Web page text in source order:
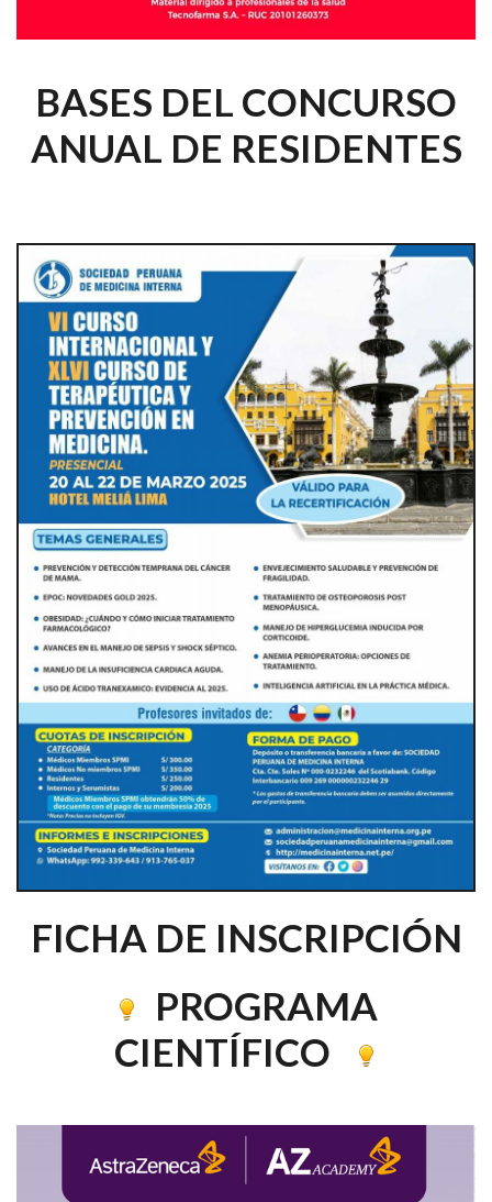
BASES DEL CONCURSO
ANUAL DE RESIDENTES
FICHA DE INSCRIPCIÓN
PROGRAMA
CIENTÍFICO